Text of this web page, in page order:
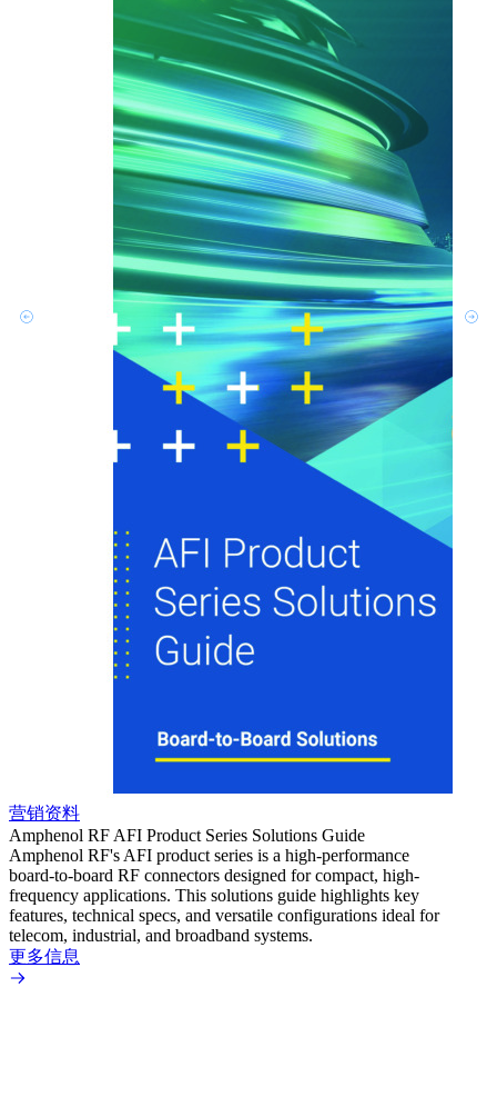
营销资料
Amphenol RF AFI Product Series Solutions Guide
Amphenol RF's AFI product series is a high-performance
board-to-board RF connectors designed for compact, high-
frequency applications. This solutions guide highlights key
features, technical specs, and versatile configurations ideal for
telecom, industrial, and broadband systems.
更多信息